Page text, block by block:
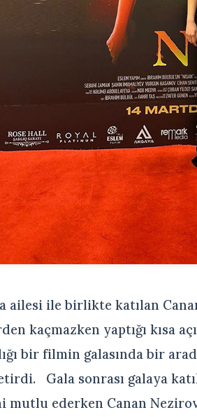
ailesi ile birlikte katılan
kaçmazken yaptığı kısa
bir filmin galasında bir
Gala sonrası galaya
mutlu ederken Canan